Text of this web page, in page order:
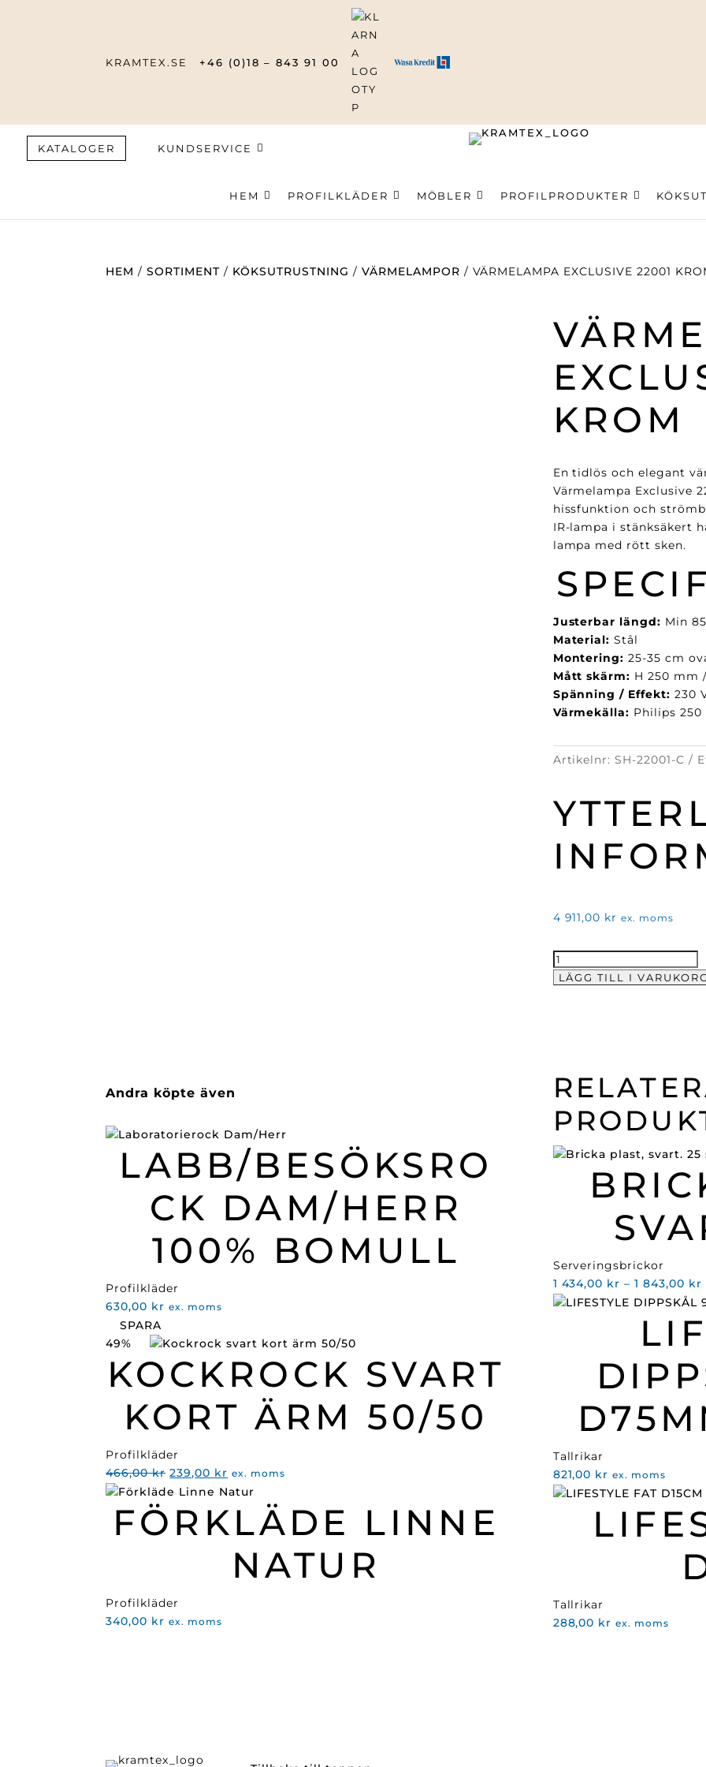
KRAMTEX.SE +46 (0)18 – 843 91 00
KATALOGER KUNDSERVICE
HEM PROFILKLÄDER MÖBLER PROFILPRODUKTER
Produktsökning
HEM /SORTIMENT / KÖKSUTRUSTNING / VÄRMELAMPOR / VÄRMELAMPA EXCLUSIVE 22001
KROM
En tidlös och elegant
Värmelampa Exclusive
hissfunktion och
IR-lampa i stänksäkert
lampa med rött sken.
Justerbar längd: Min
Material: Stål
Montering: 25-35 cm
Mått skärm: H 250 mm
Spänning / Effekt: 230
Värmekälla: Philips
Artikelnr:SH-22001-C
4 911,00 kr ex. moms
Värmelampa
Exclusive
LÄGG TILL I VARUKORG
Andra köpte även
LABB/BESÖKSRO
CK DAM/HERR
100% BOMULL
Profilkläder
630,00 kr ex. moms
SPARA
49%
KOCKROCK SVART
KORT ÄRM 50/50
Profilkläder
466,00kr Det
ursprungliga
priset
var:
239,00 kr Det
nuvarande
priset
ex. moms
FÖRKLÄDE LINNE
NATUR
Profilkläder
340,00 kr ex. moms
Serveringsbrickor
1 434,00 kr – 1 843,00 kr
1
Tallrikar
821,00 kr ex. moms
Tallrikar
288,00 kr ex. moms